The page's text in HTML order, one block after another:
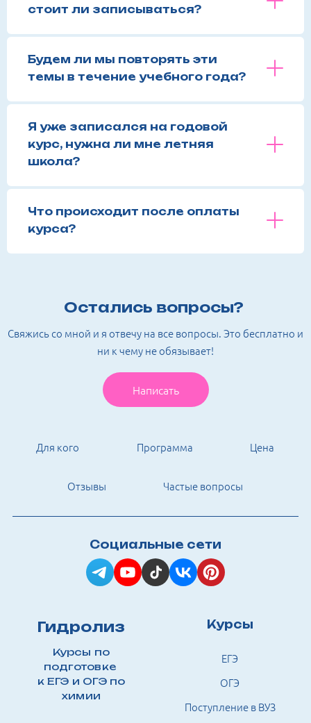
стоит ли записываться?
Будем ли мы повторять эти
темы в течение учебного года?
Я уже записался на годовой
курс, нужна ли мне летняя
школа?
Что происходит после оплаты
курса?
Остались вопросы?
Свяжись со мной и я отвечу на все вопросы. Это бесплатно и
ни к чему не обязывает!
Написать
Для кого Программа Цена
Отзывы Частые вопросы
Социальные сети
Гидролиз
Курсы по
подготовке
к ЕГЭ и ОГЭ по
химии
Курсы
ЕГЭ
ОГЭ
Поступление в ВУЗ